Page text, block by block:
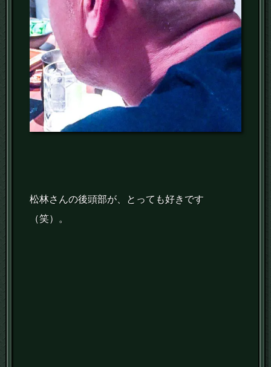
松林さんの後頭部が、とっても好きです
（笑）。